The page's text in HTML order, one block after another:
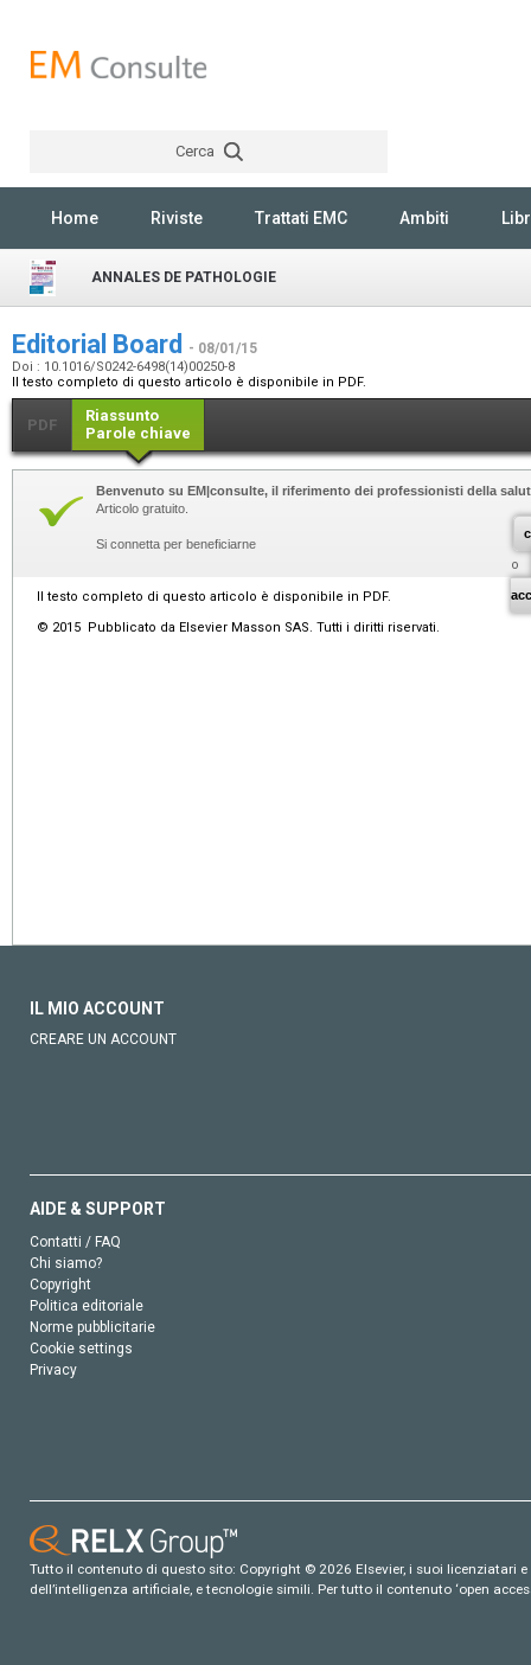
Cerca
Home Riviste Trattati EMC Ambiti
ANNALES DE PATHOLOGIE
Editorial Board - 08/01/15
Doi : 10.1016/S0242-6498(14)00250-8
Il testo completo di questo articolo è disponibile in PDF.
PDF
Riassunto
Parole chiave
o
Benvenuto su EM|consulte, il riferimento dei professionisti della
Articolo gratuito.
Si connetta per beneficiarne
Il testo completo di questo articolo è disponibile in PDF.
© 2015 Pubblicato da Elsevier Masson SAS. Tutti i diritti riservati.
IL MIO ACCOUNT
CREARE UN ACCOUNT
AIDE & SUPPORT
Contatti / FAQ
Chi siamo?
Copyright
Politica editoriale
Norme pubblicitarie
Cookie settings
Privacy
Tutto il contenuto di questo sito: Copyright © 2026 Elsevier, i suoi
dell’intelligenza artificiale, e tecnologie simili. Per tutto il contenuto ‘open